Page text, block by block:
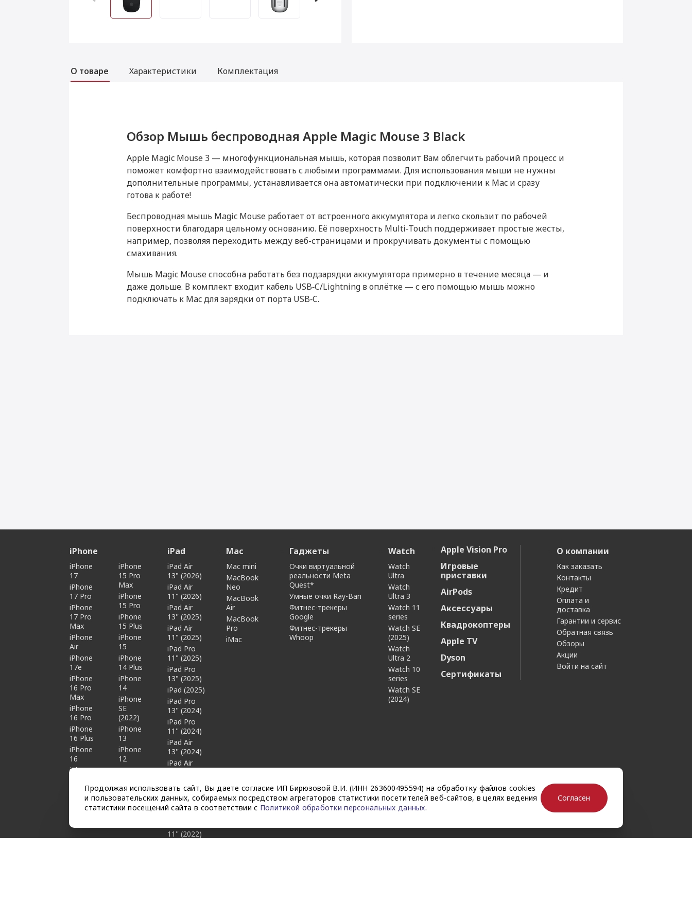
Продолжая использовать сайт, Вы даете согласие ИП Бирюзовой В.И. (ИНН 263600495594) на обработку файлов cookies
и пользовательских данных, собираемых посредством агрегаторов статистики посетителей веб-сайтов, в целях ведения
статистики посещений сайта в соответствии с Политикой обработки персональных данных.
Согласен
О товаре Характеристики Комплектация
Обзор Мышь беспроводная Apple Magic Mouse 3 Black
Apple Magic Mouse 3 — многофункциональная мышь, которая позволит Вам облегчить рабочий процесс и
поможет комфортно взаимодействовать с любыми программами. Для использования мыши не нужны
дополнительные программы, устанавливается она автоматически при подключении к Mac и сразу
готова к работе!
Беспроводная мышь Magic Mouse работает от встроенного аккумулятора и легко скользит по рабочей
поверхности благодаря цельному основанию. Её поверхность Multi-Touch поддерживает простые жесты,
например, позволяя переходить между веб-страницами и прокручивать документы с помощью
смахивания.
Мышь Magic Mouse способна работать без подзарядки аккумулятора примерно в течение месяца — и
даже дольше. В комплект входит кабель USB‑C/Lightning в оплётке — с его помощью мышь можно
подключать к Mac для зарядки от порта USB‑C.
Характеристики Мышь беспроводная Apple Magic Mouse 3 Black
Основные
Цвет
Черный
Дополнительная
информация
зарядка аккумуляторов внутри
устройства, сенсорная прокрутка,
горизонтальная прокрутка
Производитель
Страна производитель Китай
Габариты
Подключение
Bluetooth
Питание
Время работы в режиме ожидания (дней)
30
Функциональные возможности
Комплектация Мышь беспроводная Apple Magic Mouse 3 Black
Magic Mouse 3 Кабель Lightning/USB-C
iPhone
iPhone
17
iPhone
17 Pro
iPhone
17 Pro
Max
iPhone
Air
iPhone
17e
iPhone
16 Pro
Max
iPhone
16 Pro
iPhone
16 Plus
iPhone
16
iPhone
iPhone
15 Pro
Max
iPhone
15 Pro
iPhone
15 Plus
iPhone
15
iPhone
14 Plus
iPhone
14
iPhone
SE
(2022)
iPhone
13
iPhone
12
iPad
iPad Air
13" (2026)
iPad Air
11" (2026)
iPad Air
13'' (2025)
iPad Air
11" (2025)
iPad Pro
11" (2025)
iPad Pro
13" (2025)
iPad (2025)
iPad Pro
13'' (2024)
iPad Pro
11'' (2024)
iPad Air
13'' (2024)
iPad Air
iPad mini 7
iPad Pro
12.9''
(2022)
11'' (2022)
Mac
Mac mini
MacBook
Neo
MacBook
Air
MacBook
Pro
iMac
Гаджеты
Очки виртуальной
реальности Meta
Quest*
Умные очки Ray-Ban
Фитнес-трекеры
Google
Фитнес-трекеры
Whoop
Watch
Watch
Ultra
Watch
Ultra 3
Watch 11
series
Watch SE
(2025)
Watch
Ultra 2
Watch 10
series
Watch SE
(2024)
Apple Vision Pro
Игровые
приставки
AirPods
Аксессуары
Квадрокоптеры
Apple TV
Dyson
Сертификаты
О компании
Как заказать
Контакты
Кредит
Оплата и
доставка
Гарантии и сервис
Обратная связь
Обзоры
Акции
Войти на сайт